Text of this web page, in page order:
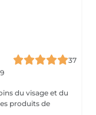
37
du visage et du
produits de